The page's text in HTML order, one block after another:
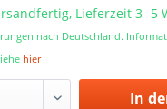
Lieferzeit 3 -5
nach Deutschland.
hier
In